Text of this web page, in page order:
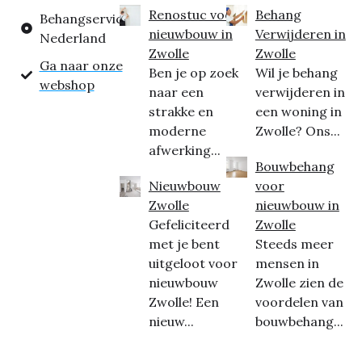
Behangservice
Nederland
Ga naar onze
webshop
Renostuc voor
nieuwbouw in
Zwolle
Ben je op zoek
naar een
strakke en
moderne
afwerking...
Nieuwbouw
Zwolle
Gefeliciteerd
met je bent
uitgeloot voor
nieuwbouw
Zwolle! Een
nieuw...
Behang
Verwijderen in
Zwolle
Wil je behang
verwijderen in
een woning in
Zwolle? Ons...
Bouwbehang
voor
nieuwbouw in
Zwolle
Steeds meer
mensen in
Zwolle zien de
voordelen van
bouwbehang...